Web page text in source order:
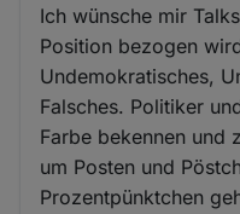
Ich wünsche mir
Position bezogen
Undemokratisches,
Falsches. Politiker
Farbe bekennen und
um Posten und
Prozentpünktchen